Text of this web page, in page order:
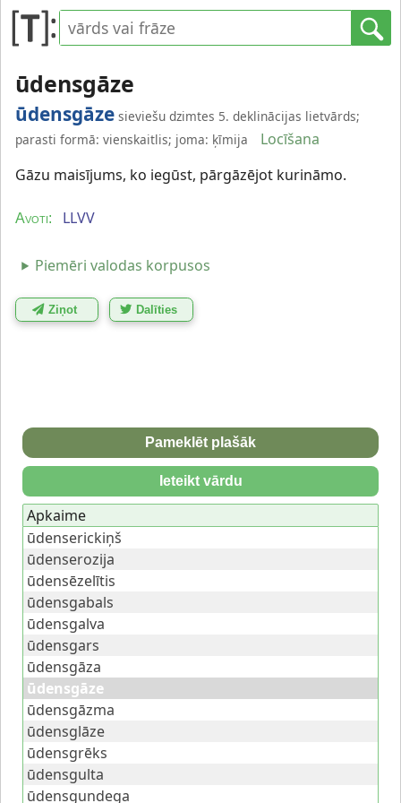
ūdensgāze
ūdensgāze sieviešu dzimtes 5. deklinācijas lietvārds;
parasti formā: vienskaitlis; joma: ķīmija
Locīšana
Gāzu maisījums, ko iegūst, pārgāzējot kurināmo.
Avoti: LLVV
Piemēri valodas korpusos
Ziņot Dalīties
Pameklēt plašāk
Ieteikt vārdu
Apkaime
ūdenserickiņš
ūdenserozija
ūdensēzelītis
ūdensgabals
ūdensgalva
ūdensgars
ūdensgāza
ūdensgāze
ūdensgāzma
ūdensglāze
ūdensgrēks
ūdensgulta
ūdensgundega